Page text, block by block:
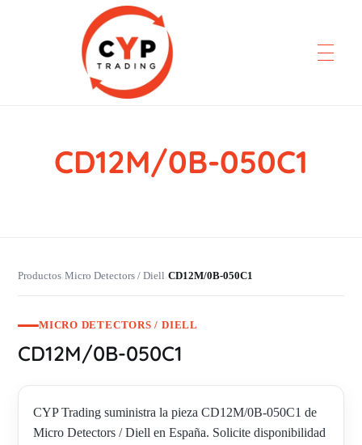
CYP Trading
Professionelle Ersatzteilbeschaffung
CD12M/0B-050C1
Productos›Micro Detectors / Diell›CD12M/0B-050C1
MICRO DETECTORS / DIELL
CD12M/0B-050C1
CYP Trading suministra la pieza CD12M/0B-050C1 de
Micro Detectors / Diell en España. Solicite disponibilidad